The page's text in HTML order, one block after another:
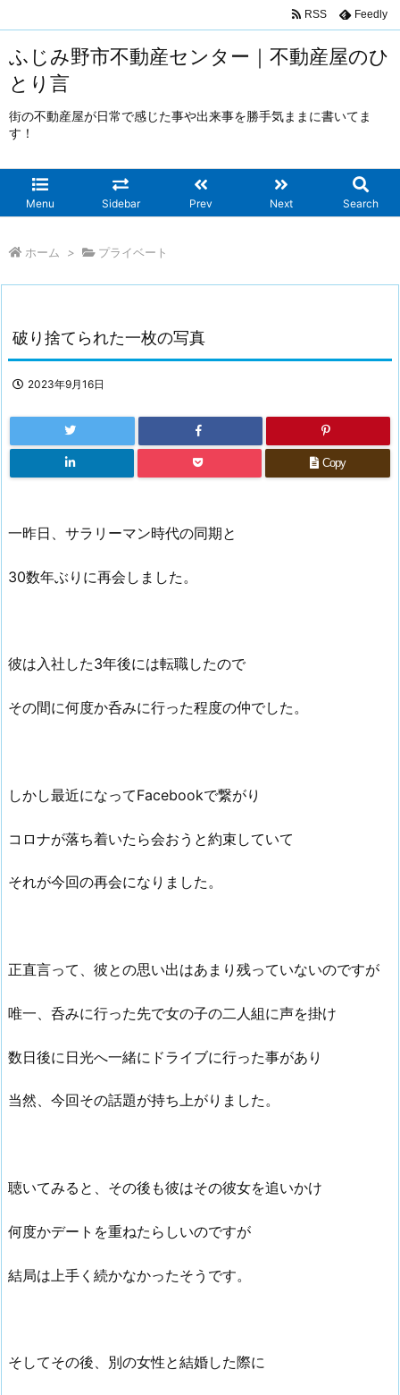
ふじみ野市不動産センター｜不動産屋のひ
とり言
街の不動産屋が日常で感じた事や出来事を勝手気ままに書いてま
す！
Menu Sidebar Prev Next Search
RSS Feedly
ホーム > プライベート
破り捨てられた一枚の写真
2023年9月16日
Copy
一昨日、サラリーマン時代の同期と
30数年ぶりに再会しました。
彼は入社した3年後には転職したので
その間に何度か呑みに行った程度の仲でした。
しかし最近になってFacebookで繋がり
コロナが落ち着いたら会おうと約束していて
それが今回の再会になりました。
正直言って、彼との思い出はあまり残っていないのですが
唯一、呑みに行った先で女の子の二人組に声を掛け
数日後に日光へ一緒にドライブに行った事があり
当然、今回その話題が持ち上がりました。
聴いてみると、その後も彼はその彼女を追いかけ
何度かデートを重ねたらしいのですが
結局は上手く続かなかったそうです。
そしてその後、別の女性と結婚した際に